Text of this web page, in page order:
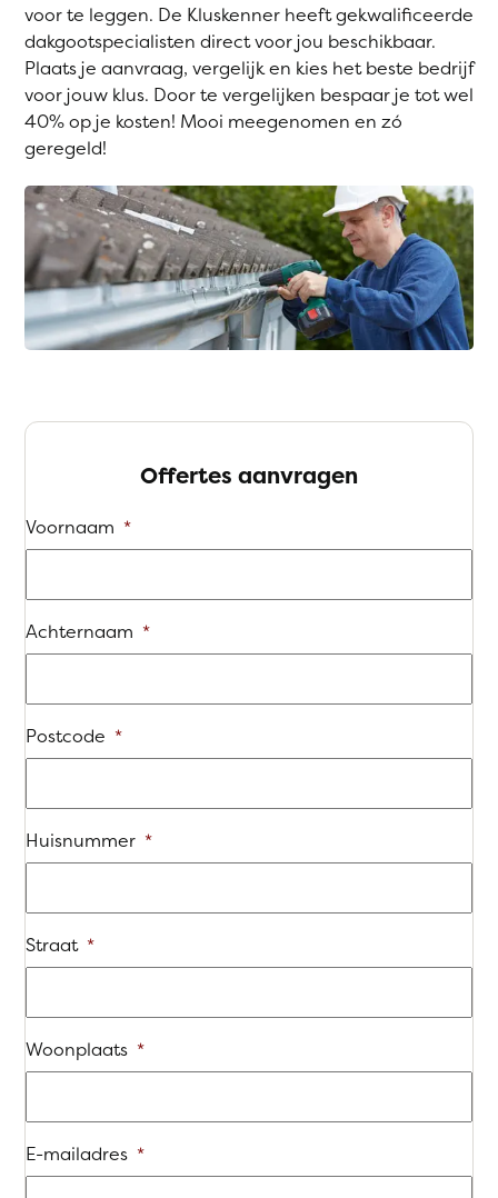
voor te leggen. De Kluskenner heeft gekwalificeerde
dakgootspecialisten direct voor jou beschikbaar.
Plaats je aanvraag, vergelijk en kies het beste bedrijf
voor jouw klus. Door te vergelijken bespaar je tot wel
40% op je kosten! Mooi meegenomen en zó
geregeld!
Offertes aanvragen
Voornaam *
Achternaam *
Postcode *
Huisnummer *
Straat *
Woonplaats *
E-mailadres *